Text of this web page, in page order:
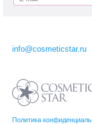
Политика
info@cosmeticstar.ru